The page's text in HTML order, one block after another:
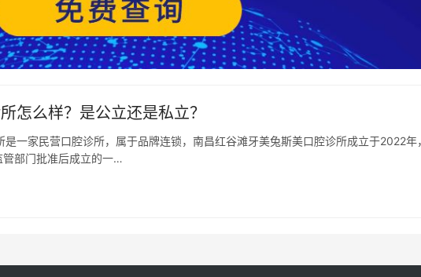
怎么样？是公立还是私立？
一家民营口腔诊所，属于品牌连锁，南昌红谷滩牙美兔斯美口腔诊所成立于2022年
管部门批准后成立的一…